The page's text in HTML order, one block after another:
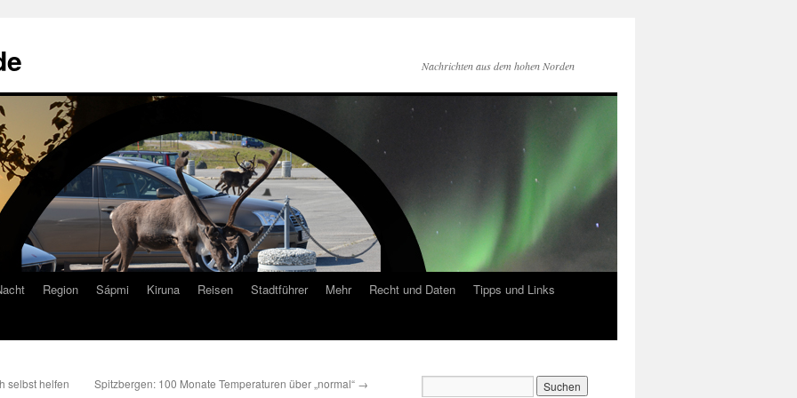
Nachrichten aus dem hohen Norden
Region Sápmi Kiruna Reisen Stadtführer Mehr Recht und Daten
Tipps und Links
selbst helfen Spitzbergen: 100 Monate Temperaturen über „normal“ →